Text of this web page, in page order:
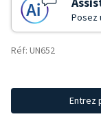
Posez
Réf: UN652
Entrez